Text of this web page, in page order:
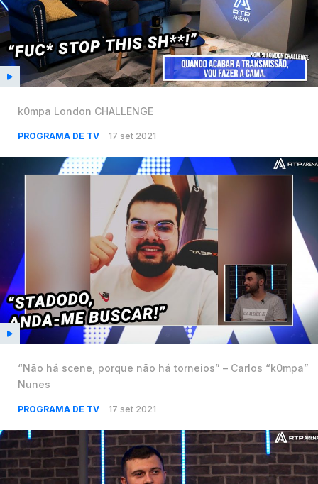
k0mpa London CHALLENGE
PROGRAMA DE TV 17 set 2021
“Não há scene, porque não há torneios” – Carlos “k0mpa”
Nunes
PROGRAMA DE TV 17 set 2021